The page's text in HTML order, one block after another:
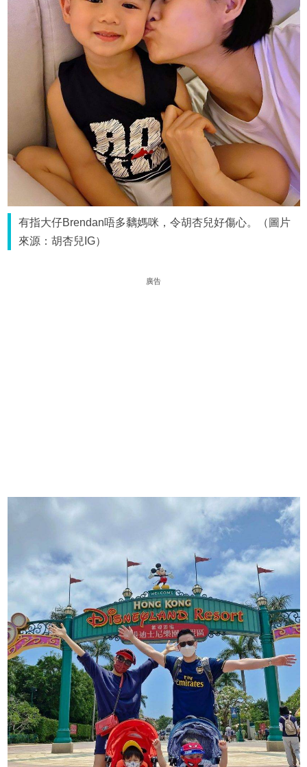
有指大仔Brendan唔多黐媽咪，令胡杏兒好傷心。（圖片
來源：胡杏兒IG）
廣告